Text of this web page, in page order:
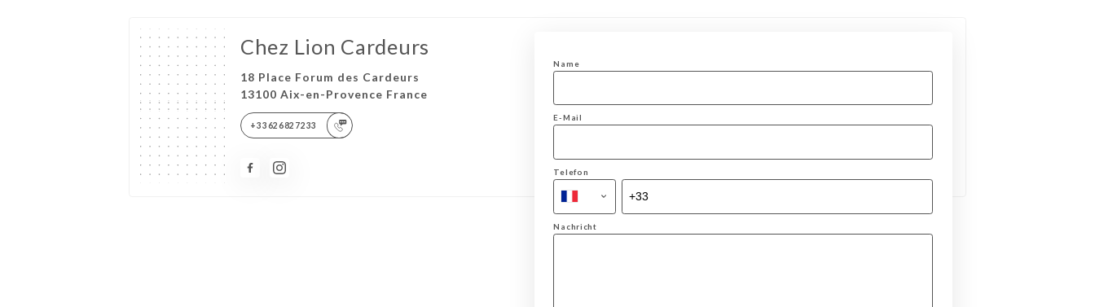
Chez Lion Cardeurs
18 Place Forum des Cardeurs
13100 Aix-en-Provence France
+33626827233
Name
E-Mail
Telefon
Nachricht